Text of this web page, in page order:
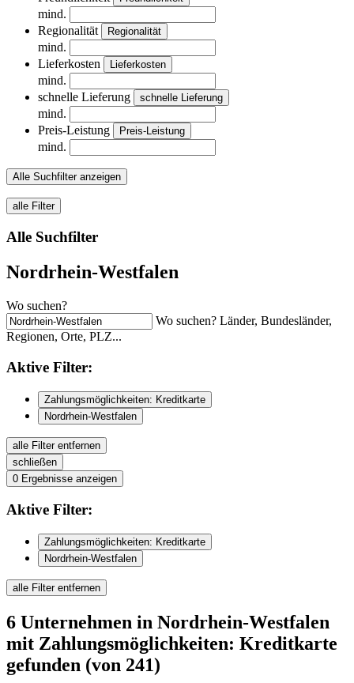
mind.
Regionalität
Regionalität
mind.
Lieferkosten
Lieferkosten
mind.
schnelle Lieferung
schnelle Lieferung
mind.
Preis-Leistung
Preis-Leistung
mind.
Alle Suchfilter anzeigen
alle Filter
Alle Suchfilter
Nordrhein-Westfalen
Wo suchen?
Wo suchen? Länder, Bundesländer,
Regionen, Orte, PLZ...
Aktive Filter:
Zahlungsmöglichkeiten: Kreditkarte
Nordrhein-Westfalen
alle Filter entfernen
schließen
0 Ergebnisse anzeigen
Aktive Filter:
Zahlungsmöglichkeiten: Kreditkarte
Nordrhein-Westfalen
alle Filter entfernen
6 Unternehmen in Nordrhein-Westfalen
mit Zahlungsmöglichkeiten: Kreditkarte
gefunden (von 241)